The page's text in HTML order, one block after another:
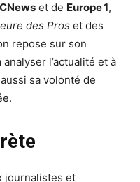
CNews et de Europe 1,
des Pros et des
repose sur son
l’actualité et à
sa volonté de
journalistes et